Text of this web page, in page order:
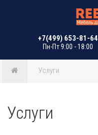
+7(499) 653-81-64
Пн-Пт 9:00 - 18:00
Услуги
Услуги